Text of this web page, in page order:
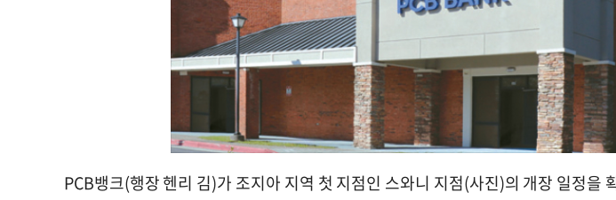
PCB뱅크(행장 헨리 김)가 조지아 지역 첫 지점인 스와니 지점(사진)의 개장 일정을